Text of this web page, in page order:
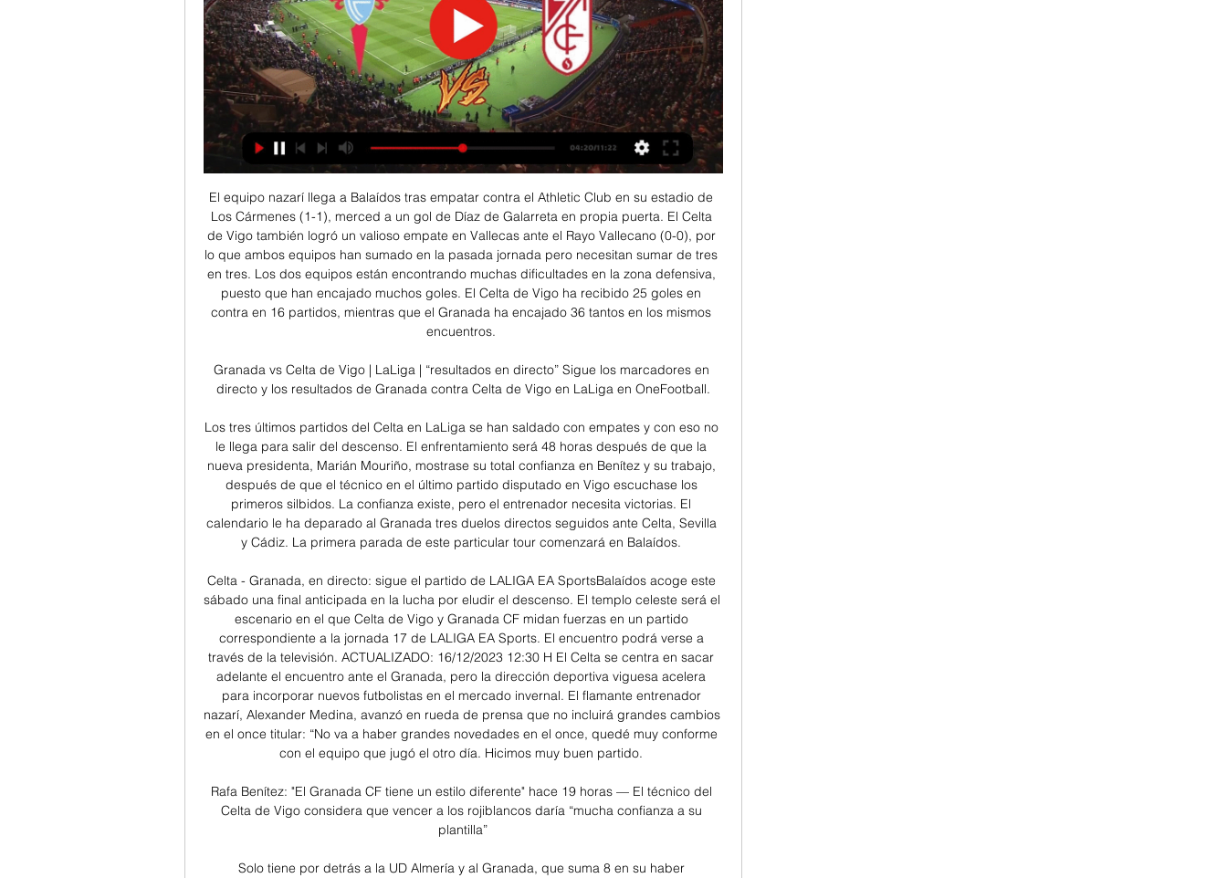
El equipo nazarí llega a Balaídos tras empatar contra el Athletic Club en su estadio de
Los Cármenes (1-1), merced a un gol de Díaz de Galarreta en propia puerta. El Celta
de Vigo también logró un valioso empate en Vallecas ante el Rayo Vallecano (0-0), por
lo que ambos equipos han sumado en la pasada jornada pero necesitan sumar de tres
en tres. Los dos equipos están encontrando muchas dificultades en la zona defensiva,
puesto que han encajado muchos goles. El Celta de Vigo ha recibido 25 goles en
contra en 16 partidos, mientras que el Granada ha encajado 36 tantos en los mismos
encuentros.
Granada vs Celta de Vigo | LaLiga | “resultados en directo” Sigue los marcadores en
directo y los resultados de Granada contra Celta de Vigo en LaLiga en OneFootball.
Los tres últimos partidos del Celta en LaLiga se han saldado con empates y con eso no
le llega para salir del descenso. El enfrentamiento será 48 horas después de que la
nueva presidenta, Marián Mouriño, mostrase su total confianza en Benítez y su trabajo,
después de que el técnico en el último partido disputado en Vigo escuchase los
primeros silbidos. La confianza existe, pero el entrenador necesita victorias. El
calendario le ha deparado al Granada tres duelos directos seguidos ante Celta, Sevilla
y Cádiz. La primera parada de este particular tour comenzará en Balaídos.
Celta - Granada, en directo: sigue el partido de LALIGA EA SportsBalaídos acoge este
sábado una final anticipada en la lucha por eludir el descenso. El templo celeste será el
escenario en el que Celta de Vigo y Granada CF midan fuerzas en un partido
correspondiente a la jornada 17 de LALIGA EA Sports. El encuentro podrá verse a
través de la televisión. ACTUALIZADO: 16/12/2023 12:30 H El Celta se centra en sacar
adelante el encuentro ante el Granada, pero la dirección deportiva viguesa acelera
para incorporar nuevos futbolistas en el mercado invernal. El flamante entrenador
nazarí, Alexander Medina, avanzó en rueda de prensa que no incluirá grandes cambios
en el once titular: “No va a haber grandes novedades en el once, quedé muy conforme
con el equipo que jugó el otro día. Hicimos muy buen partido.
Rafa Benítez: "El Granada CF tiene un estilo diferente" hace 19 horas — El técnico del
Celta de Vigo considera que vencer a los rojiblancos daría “mucha confianza a su
plantilla”
Solo tiene por detrás a la UD Almería y al Granada, que suma 8 en su haber